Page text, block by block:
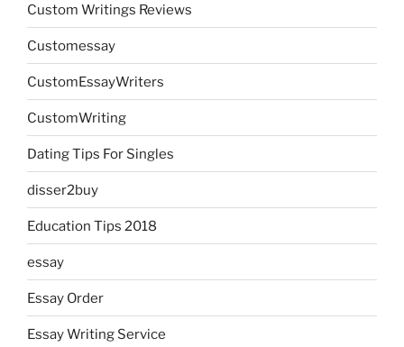
Custom Writings Reviews
Customessay
CustomEssayWriters
CustomWriting
Dating Tips For Singles
disser2buy
Education Tips 2018
essay
Essay Order
Essay Writing Service